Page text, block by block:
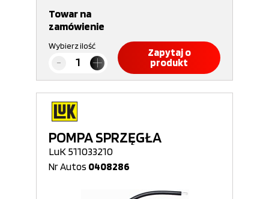
Towar na
zamówienie
Wybierz ilość
Zapytaj o
produkt
POMPA SPRZĘGŁA
LuK 511033210
Nr Autos 0408286